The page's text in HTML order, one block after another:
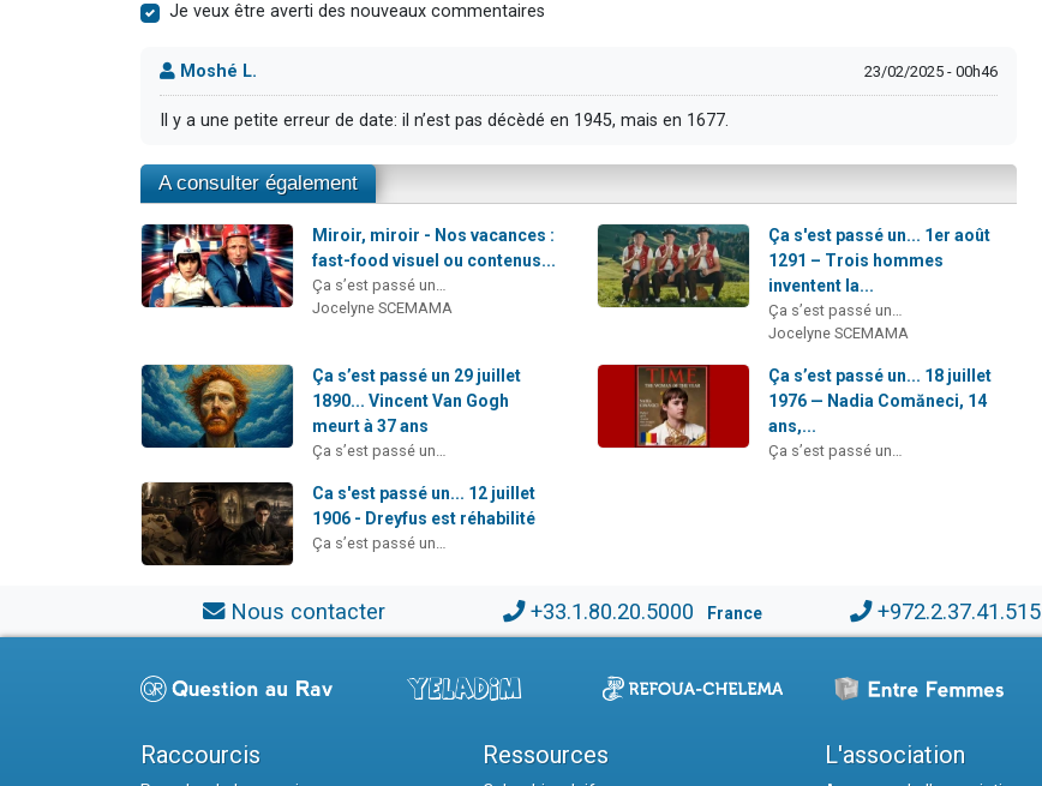
Je veux être averti des nouveaux commentaires
Moshé L. 23/02/2025 - 00h46
Il y a une petite erreur de date: il n’est pas décèdé en 1945, mais en 1677.
A consulter également
Miroir, miroir - Nos vacances :
fast-food visuel ou contenus...
Ça s’est passé un…
Jocelyne SCEMAMA
Ça s'est passé un... 1er août
1291 – Trois hommes
inventent la...
Ça s’est passé un…
Jocelyne SCEMAMA
Ça s’est passé un 29 juillet
1890... Vincent Van Gogh
meurt à 37 ans
Ça s’est passé un…
Ça s’est passé un... 18 juillet
1976 — Nadia Comăneci, 14
ans,...
Ça s’est passé un…
Ca s'est passé un... 12 juillet
1906 - Dreyfus est réhabilité
Ça s’est passé un…
Nous contacter +33.1.80.20.5000 France +972.2.37.41.515
Raccourcis Ressources L'association